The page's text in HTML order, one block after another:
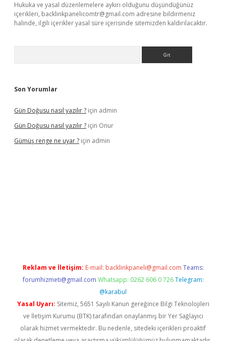
Hukuka ve yasal düzenlemelere aykırı olduğunu düşündüğünüz
içerikleri, backlinkpanelicomtr@gmail.com adresine bildirmeniz
halinde, ilgili içerikler yasal süre içerisinde sitemizden kaldırılacaktır.
Son Yorumlar
Gün Doğusu nasıl yazılır ? için admin
Gün Doğusu nasıl yazılır ? için Onur
Gümüş renge ne uyar ? için admin
Reklam ve İletişim: E-mail: backlinkpaneli@gmail.com Teams:
forumhizmeti@gmail.com Whatsapp: 0262 606 0 726 Telegram:
@karabul
Yasal Uyarı: Sitemiz, 5651 Sayılı Kanun gereğince Bilgi Teknolojileri
ve İletişim Kurumu (BTK) tarafından onaylanmış bir Yer Sağlayıcı
olarak hizmet vermektedir. Bu nedenle, sitedeki içerikleri proaktif